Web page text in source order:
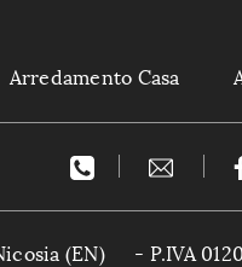
Arredamento Casa
(EN) - P.IVA